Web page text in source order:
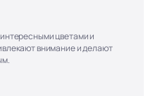
цветами и
внимание и делают